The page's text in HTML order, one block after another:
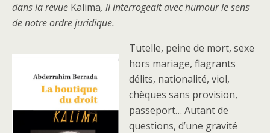
dans la revue Kalima, il interrogeait avec humour le sens
de notre ordre juridique.
Tutelle, peine de mort, sexe
hors mariage, flagrants
délits, nationalité, viol,
chèques sans provision,
passeport… Autant de
questions, d’une gravité